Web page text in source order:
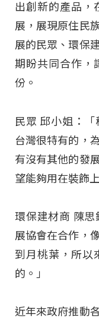
出創新的產品，
展，展現原住民
展的民眾、環保
期盼共同合作，
份。
民眾 邱小姐：
台灣很特有的，
有沒有其他的發
望能夠用在裝飾上
環保建材商 陳
展協會在合作，
到月桃葉，所以
的。」
近年來政府推動